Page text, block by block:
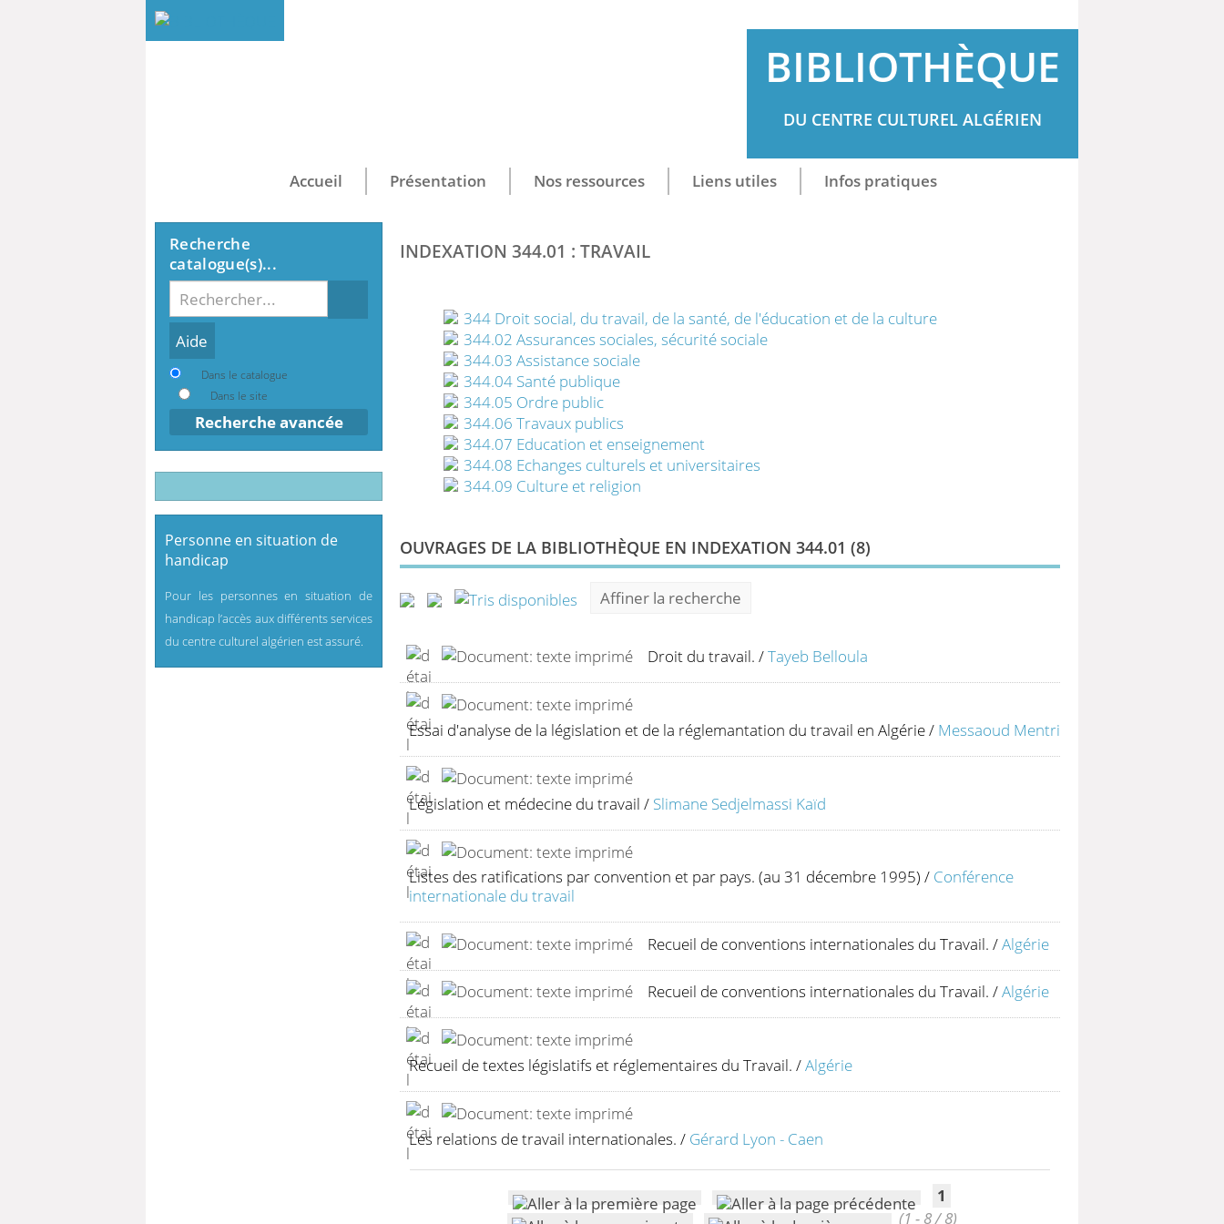
BIBLIOTHÈQUE
DU CENTRE CULTUREL ALGÉRIEN
Accueil Présentation Nos ressources Liens utiles Infos pratiques
INDEXATION 344.01 : TRAVAIL
344 Droit social, du travail, de la santé, de l'éducation et de la culture
344.02 Assurances sociales, sécurité sociale
344.03 Assistance sociale
344.04 Santé publique
344.05 Ordre public
344.06 Travaux publics
344.07 Education et enseignement
344.08 Echanges culturels et universitaires
344.09 Culture et religion
OUVRAGES DE LA BIBLIOTHÈQUE EN INDEXATION 344.01 (8)
Affiner la recherche
Droit du travail. /Tayeb Belloula
Essai d'analyse de la législation et de la réglemantation du travail en Algérie/ Messaoud Mentri
Législation et médecine du travail / Slimane Sedjelmassi Kaïd
Listes des ratifications par convention et par pays. (au 31 décembre 1995) / Conférence
internationale du travail
Recueil de conventions internationales du Travail. /Algérie
Recueil de conventions internationales du Travail. /Algérie
Recueil de textes législatifs et réglementaires du Travail. /Algérie
Les relations de travail internationales. / Gérard Lyon - Caen
1
(1 - 8 / 8)
Recherche
catalogue(s)...
Dans le catalogue
Dans le site
Recherche avancée
Personne en situation de
handicap
Pour les personnes en situation de
handicap l’accès aux différents services
du centre culturel algérien est assuré.